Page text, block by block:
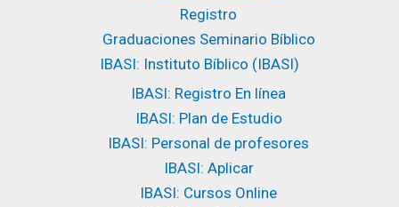
Registro
Graduaciones Seminario Bíblico
IBASI: Instituto Bíblico (IBASI)
IBASI: Registro En línea
IBASI: Plan de Estudio
IBASI: Personal de profesores
IBASI: Aplicar
IBASI: Cursos Online